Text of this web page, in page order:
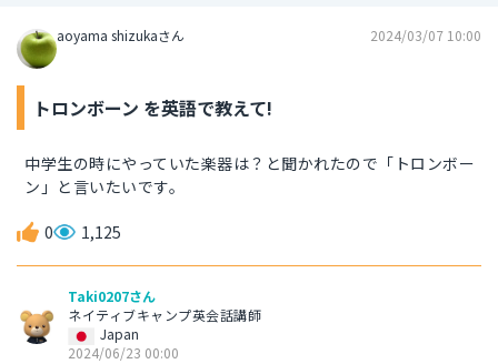
aoyama shizukaさん 2024/03/07 10:00
トロンボーン を英語で教えて!
中学生の時にやっていた楽器は？と聞かれたので「トロンボー
ン」と言いたいです。
0 1,125
Taki0207さん
ネイティブキャンプ英会話講師
Japan
2024/06/23 00:00